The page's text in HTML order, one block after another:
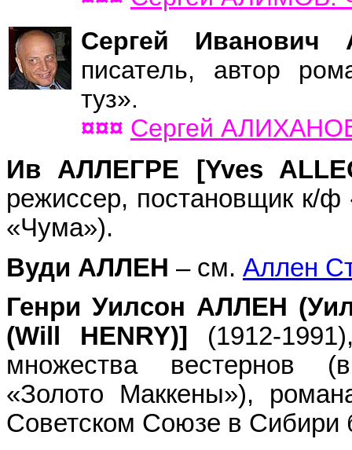
Сергей
писатель, автор
туз».
¤¤¤ Сергей
Ив АЛЛЕГРЕ [Yves
режиссер, постановщик к/
«Чума»).
Вуди АЛЛЕН – см. Аллен
Генри Уилсон АЛЛЕН
(Will HENRY)] (1912-
множества вестернов (в
«Золото Маккены»),
Советском Союзе в Сибири